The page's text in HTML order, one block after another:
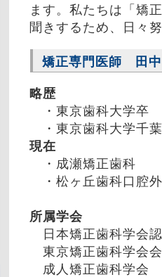
ます。私たちは「矯
聞きするため、日々
矯正専門医師 田
略歴
・東京歯科大学卒
・東京歯科大学千
現在
・成瀬矯正歯科
・松ヶ丘歯科口腔
所属学会
日本矯正歯科学会
東京矯正歯科学会
成人矯正歯科学会